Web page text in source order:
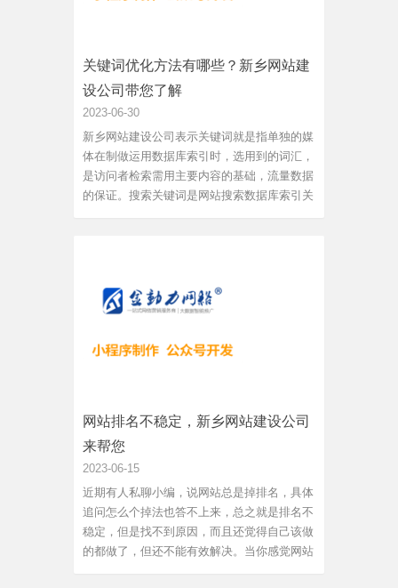
关键词优化方法有哪些？新乡网站建
设公司带您了解
2023-06-30
新乡网站建设公司表示关键词就是指单独的媒
体在制做运用数据库索引时，选用到的词汇，
是访问者检索需用主要内容的基础，流量数据
的保证。搜索关键词是网站搜索数据库索引关
网站排名不稳定，新乡网站建设公司
来帮您
2023-06-15
近期有人私聊小编，说网站总是掉排名，具体
追问怎么个掉法也答不上来，总之就是排名不
稳定，但是找不到原因，而且还觉得自己该做
的都做了，但还不能有效解决。当你感觉网站